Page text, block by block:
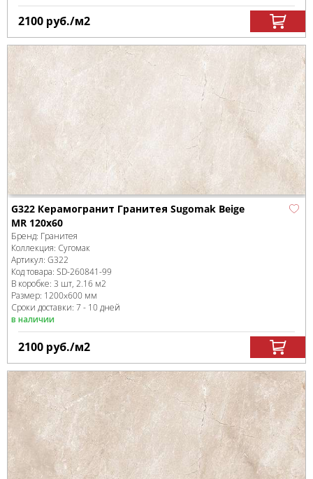
2100 руб./м2
G322 Керамогранит Гранитея Sugomak Beige
MR 120x60
Бренд: Гранитея
Коллекция: Сугомак
Артикул: G322
Код товара: SD-260841-99
В коробке: 3 шт, 2.16 м2
Размер: 1200x600 мм
Сроки доставки: 7 - 10 дней
в наличии
2100 руб./м2